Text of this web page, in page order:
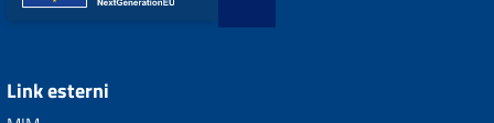
Link esterni